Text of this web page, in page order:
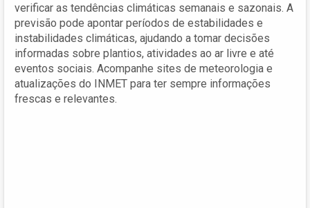
verificar as tendências climáticas semanais e sazonais. A
previsão pode apontar períodos de estabilidades e
instabilidades climáticas, ajudando a tomar decisões
informadas sobre plantios, atividades ao ar livre e até
eventos sociais. Acompanhe sites de meteorologia e
atualizações do INMET para ter sempre informações
frescas e relevantes.